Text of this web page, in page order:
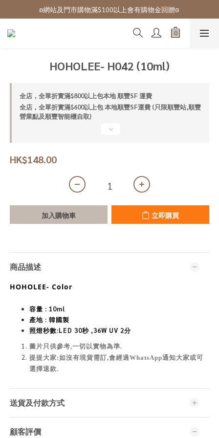
ʚ 網站免費登記會員,登入後可下單ɞ Click Here
ʚ網站及門市購物滿$100以上會有購物金回贈ɞ
ʚ 網站免費登記會員,登入後可下單ɞ Click Here
HOHOLEE- H042 (10ml)
全店，全單折實滿$800以上包本地 順豐SF 運費
全店，全單折實滿$600以上包 本地順豐SF運費 (只限順豐站,順豐
營業點及順豐智能櫃自取)
HK$148.00
加入購物車 立即購買
商品描述
HOHOLEE- Color
容量 : 10ml
產地 : 韓國製
照燈秒數:LED 30秒 ,36W UV 2分
圖片只供參考,一切以實物為準.
提提大家:如沒有現貨需訂,會經過WhatsApp通知大家或可
選擇退款.
送貨及付款方式
顧客評價